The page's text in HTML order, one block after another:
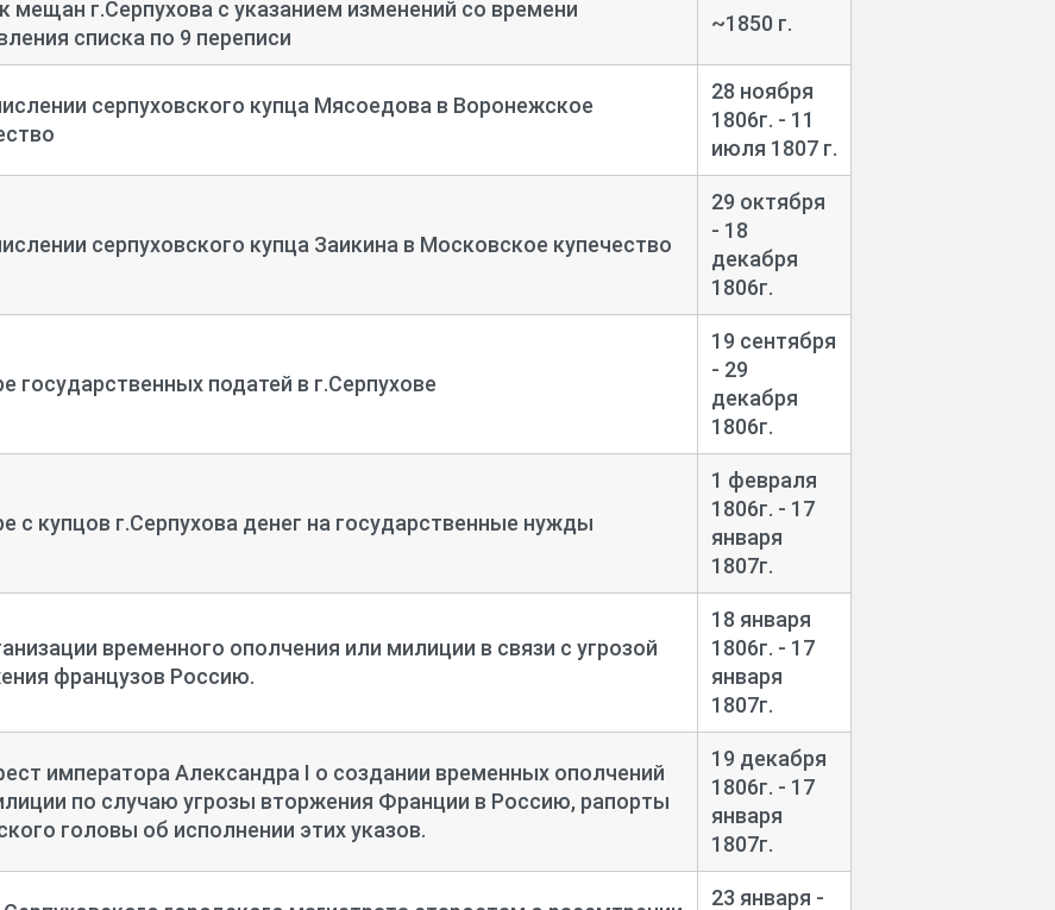
мещан г.Серпухова с указанием изменений со времени
списка по 9 переписи
~1850 г.
серпуховского купца Мясоедова в Воронежское
28 ноября
1806г. - 11
июля 1807 г.
серпуховского купца Заикина в Московское купечество
29 октября
- 18
декабря
1806г.
государственных податей в г.Серпухове
19 сентября
- 29
декабря
1806г.
с купцов г.Серпухова денег на государственные нужды
1 февраля
1806г. - 17
января
1807г.
временного ополчения или милиции в связи с угрозой
французов Россию.
18 января
1806г. - 17
января
1807г.
императора Александра I о создании временных ополчений
по случаю угрозы вторжения Франции в Россию, рапорты
головы об исполнении этих указов.
19 декабря
1806г. - 17
января
1807г.
23 января -